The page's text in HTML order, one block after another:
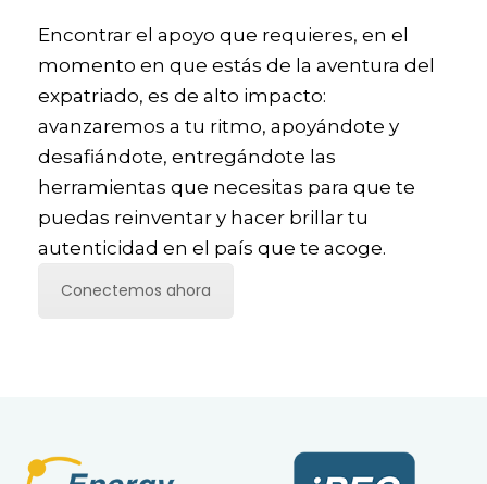
Encontrar el apoyo que requieres, en el
momento en que estás de la aventura del
expatriado, es de alto impacto:
avanzaremos a tu ritmo, apoyándote y
desafiándote, entregándote las
herramientas que necesitas para que te
puedas reinventar y hacer brillar tu
autenticidad en el país que te acoge.
Conectemos ahora